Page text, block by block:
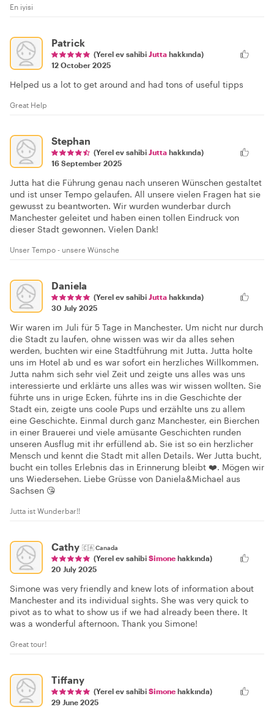
En iyisi
Patrick
(Yerel ev sahibi Jutta hakkında)
12 October 2025
Helped us a lot to get around and had tons of useful tipps
Great Help
Stephan
(Yerel ev sahibi Jutta hakkında)
16 September 2025
Jutta hat die Führung genau nach unseren Wünschen gestaltet
und ist unser Tempo gelaufen. All unsere vielen Fragen hat sie
gewusst zu beantworten. Wir wurden wunderbar durch
Manchester geleitet und haben einen tollen Eindruck von
dieser Stadt gewonnen. Vielen Dank!
Unser Tempo - unsere Wünsche
Daniela
(Yerel ev sahibi Jutta hakkında)
30 July 2025
Wir waren im Juli für 5 Tage in Manchester. Um nicht nur durch
die Stadt zu laufen, ohne wissen was wir da alles sehen
werden, buchten wir eine Stadtführung mit Jutta. Jutta holte
uns im Hotel ab und es war sofort ein herzliches Willkommen.
Jutta nahm sich sehr viel Zeit und zeigte uns alles was uns
interessierte und erklärte uns alles was wir wissen wollten. Sie
führte uns in urige Ecken, führte ins in die Geschichte der
Stadt ein, zeigte uns coole Pups und erzählte uns zu allem
eine Geschichte. Einmal durch ganz Manchester, ein Bierchen
in einer Brauerei und viele amüsante Geschichten runden
unseren Ausflug mit ihr erfüllend ab. Sie ist so ein herzlicher
Mensch und kennt die Stadt mit allen Details. Wer Jutta bucht,
bucht ein tolles Erlebnis das in Erinnerung bleibt ❤️. Mögen wir
uns Wiedersehen. Liebe Grüsse von Daniela&Michael aus
Sachsen 😘
Jutta ist Wunderbar!!
Cathy 🇨🇦Canada
(Yerel ev sahibi Simone hakkında)
20 July 2025
Simone was very friendly and knew lots of information about
Manchester and its individual sights. She was very quick to
pivot as to what to show us if we had already been there. It
was a wonderful afternoon. Thank you Simone!
Great tour!
Tiffany
(Yerel ev sahibi Simone hakkında)
29 June 2025